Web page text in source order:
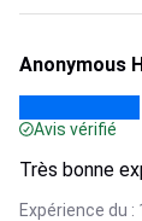
Anonymous
Avis vérifié
Très bonne
Expérience du :